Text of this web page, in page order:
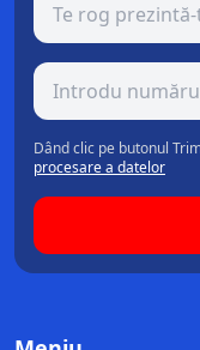
Dând clic pe butonul
procesare a datelor